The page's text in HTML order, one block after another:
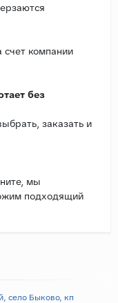
счет компании
без
заказать и
мы
подходящий
село Быково, кп